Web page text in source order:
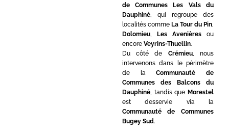
de Communes Les Vals du
Dauphiné, qui regroupe des
localités comme La Tour du Pin,
Dolomieu, Les Avenièresou
encore Veyrins-Thuellin.
Du côté de Crémieu, nous
intervenons dans le périmètre
de laCommunauté de
Communes des Balcons du
Dauphiné, tandis que Morestel
est desservie via la
Communauté de Communes
Bugey Sud.